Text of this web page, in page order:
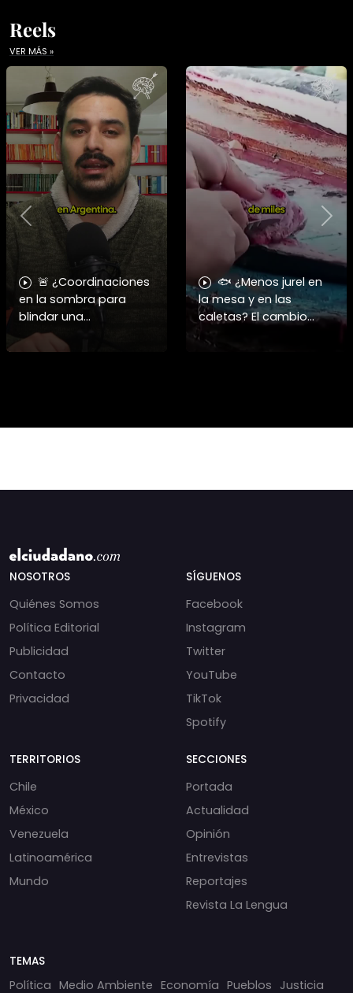
Reels
VER MÁS »
🚨 ¿Coordinaciones
en la sombra para
blindar una
candidatura
presidencial? Nuevos
🐟 ¿Menos jurel en
la mesa y en las
caletas? El cambio
climático y El Niño
alteran las aguas
Previous
NOSOTROS
Quiénes Somos
Política Editorial
Publicidad
Contacto
Privacidad
SÍGUENOS
Facebook
Instagram
Twitter
YouTube
TikTok
Spotify
TERRITORIOS
Chile
México
Venezuela
Latinoamérica
Mundo
SECCIONES
Portada
Actualidad
Opinión
Entrevistas
Reportajes
Revista La Lengua
TEMAS
Política Medio Ambiente Economía Pueblos Justicia